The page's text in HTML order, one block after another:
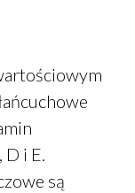
łyżka oleju
- Miód zamiast
D i E.
są